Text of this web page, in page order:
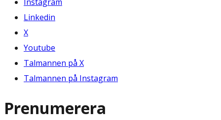
Linkedin
X
Youtube
Talmannen på X
Talmannen på Instagram
Prenumerera